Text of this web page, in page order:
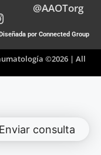
@AAOTorg
por Connected Group
©2026 | All
Enviar consulta